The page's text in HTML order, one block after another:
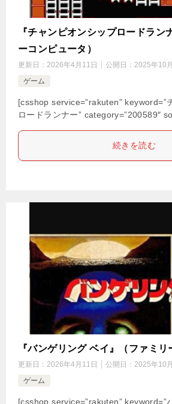
『チャンピオンシップロードラン
ーコンピュータ）
更新日： 2026年4月11日 公開日： 2025年10
ゲーム
[csshop service=”rakuten” keyword=”
ロードランナー” category=”200589″
続きを読む
『バンゲリング ベイ』（ファミリ
更新日： 2026年4月11日 公開日： 2025年10
ゲーム
[csshop service=”rakuten” keyword=”